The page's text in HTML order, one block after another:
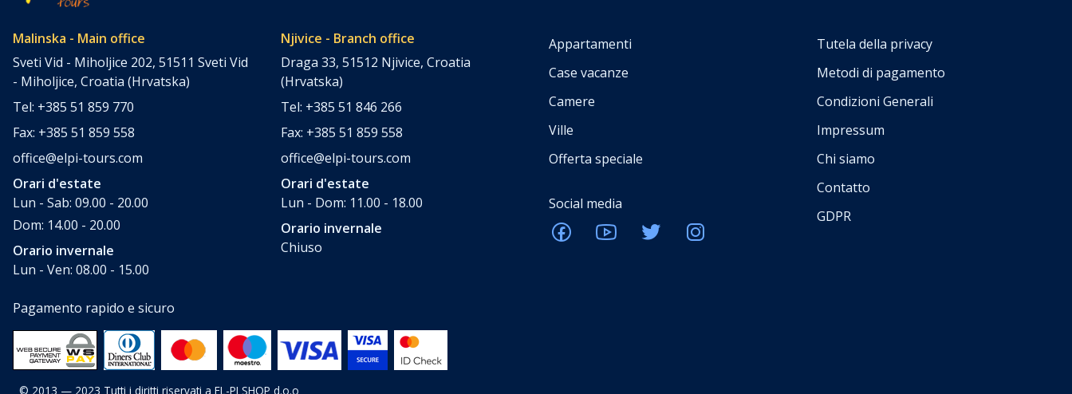
Malinska - Main office
Sveti Vid - Miholjice 202, 51511 Sveti Vid
- Miholjice, Croatia (Hrvatska)
Tel: +385 51 859 770
Fax: +385 51 859 558
office@elpi-tours.com
Orari d'estate
Lun - Sab: 09.00 - 20.00
Dom: 14.00 - 20.00
Orario invernale
Lun - Ven: 08.00 - 15.00
Njivice - Branch office
Draga 33, 51512 Njivice, Croatia
(Hrvatska)
Tel: +385 51 846 266
Fax: +385 51 859 558
office@elpi-tours.com
Orari d'estate
Lun - Dom: 11.00 - 18.00
Orario invernale
Chiuso
Appartamenti
Case vacanze
Camere
Ville
Offerta speciale
Social media
Tutela della privacy
Metodi di pagamento
Condizioni Generali
Impressum
Chi siamo
Contatto
GDPR
Pagamento rapido e sicuro
© 2013 — 2023 Tutti i diritti riservati a EL-PI SHOP d.o.o